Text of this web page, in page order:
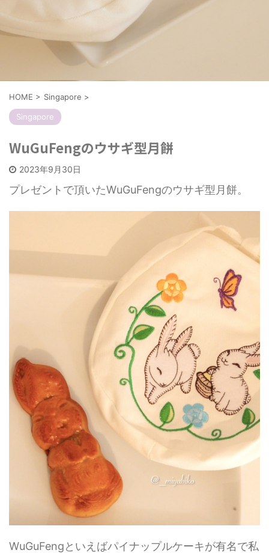
HOME > Singapore >
Singapore
WuGuFengのウサギ型月餅
2023年9月30日
プレゼントで頂いたWuGuFengのウサギ型月餅。
WuGuFengといえばパイナップルケーキが有名で私